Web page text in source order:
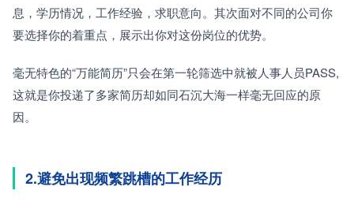
息，学历情况，工作经验，求职意向。其次面对不同的公司你
要选择你的着重点，展示出你对这份岗位的优势。
毫无特色的“万能简历”只会在第一轮筛选中就被人事人员PASS,
这就是你投递了多家简历却如同石沉大海一样毫无回应的原
因。
2.避免出现频繁跳槽的工作经历